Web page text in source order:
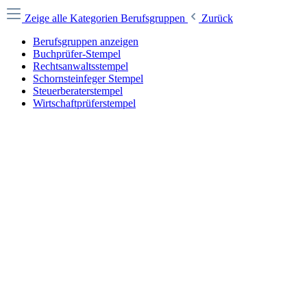
Zeige alle Kategorien Berufsgruppen
Zurück
Berufsgruppen anzeigen
Buchprüfer-Stempel
Rechtsanwaltsstempel
Schornsteinfeger Stempel
Steuerberaterstempel
Wirtschaftprüferstempel